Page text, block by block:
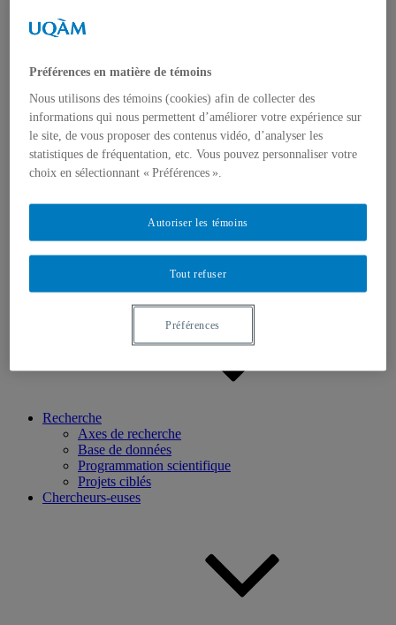
Bourses et prix
Communiqués
Distinctions
Activités
Événements à venir
Vidéos et baladodiffusions
Recherche
Axes de recherche
Base de données
Programmation scientifique
Projets ciblés
Chercheurs-euses
Préférences en matière de témoins
Nous utilisons des témoins (cookies) afin de collecter des
informations qui nous permettent d’améliorer votre expérience sur
le site, de vous proposer des contenus vidéo, d’analyser les
statistiques de fréquentation, etc. Vous pouvez personnaliser votre
choix en sélectionnant « Préférences ».
Tout refuser
Autoriser les témoins
Préférences